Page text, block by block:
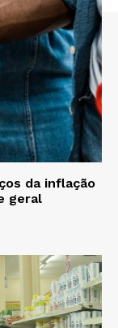
da inflação
geral